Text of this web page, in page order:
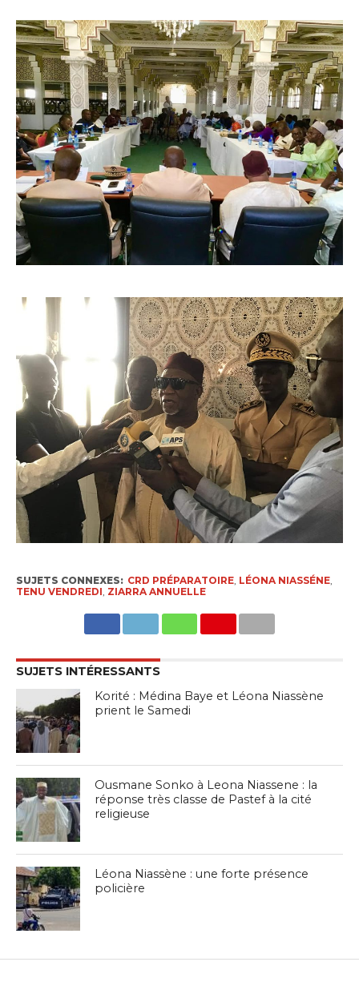
SUJETS CONNEXES: CRD PRÉPARATOIRE, LÉONA NIASSÉNE,
TENU VENDREDI ZIARRA ANNUELLE
SUJETS INTÉRESSANTS
Korité : Médina Baye et Léona Niassène
prient le Samedi
Ousmane Sonko à Leona Niassene : la
réponse très classe de Pastef à la cité
religieuse
Léona Niassène : une forte présence
policière